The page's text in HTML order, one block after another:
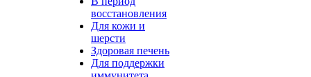
восстановления
Для кожи и
шерсти
Здоровая печень
Для поддержки